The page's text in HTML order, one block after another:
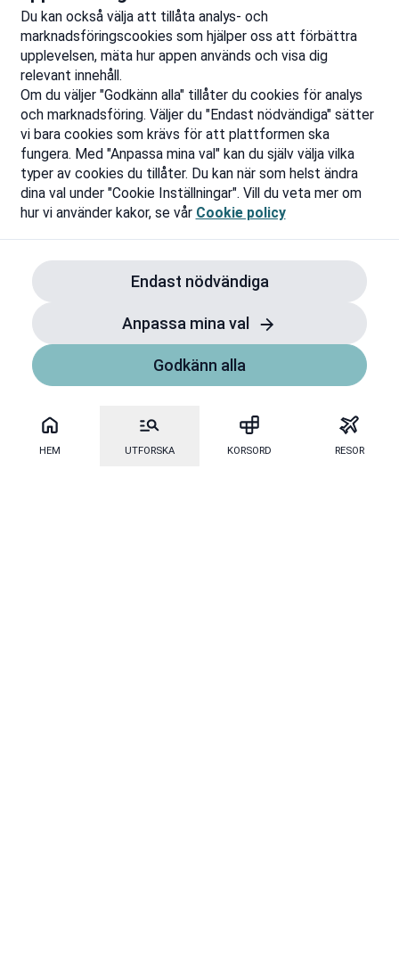
HEM UTFORSKA KORSORD RESOR
Du kan också välja att tillåta analys- och
marknadsföringscookies som hjälper oss att förbättra
upplevelsen, mäta hur appen används och visa dig
relevant innehåll.
Om du väljer "Godkänn alla" tillåter du cookies för analys
och marknadsföring. Väljer du "Endast nödvändiga" sätter
vi bara cookies som krävs för att plattformen ska
fungera. Med "Anpassa mina val" kan du själv välja vilka
typer av cookies du tillåter. Du kan när som helst ändra
dina val under "Cookie Inställningar". Vill du veta mer om
hur vi använder kakor, se vår Cookie policy
Endast nödvändiga
Anpassa mina val
Godkänn alla